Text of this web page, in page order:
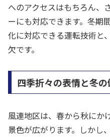
へのアクセスはもちろん、
ーにも対応できます。冬期
化に対応できる運転技術と
欠です。
四季折々の表情と冬の
風連地区は、春から秋にか
景色が広がります。しかし